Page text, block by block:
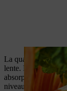
La quatrième
lente. La
absorption lente
niveau de